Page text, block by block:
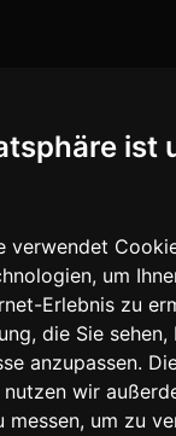
ist
verwendet
um
Erlebnis zu
die Sie sehen,
anzupassen.
wir
messen, um zu